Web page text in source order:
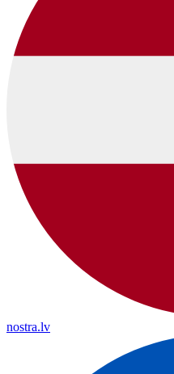
nostra.lv